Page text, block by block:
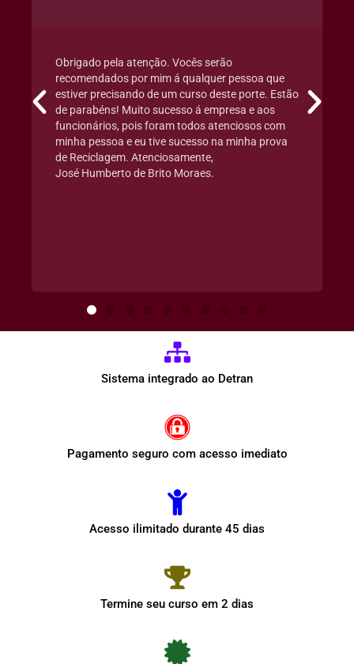
Obrigado pela atenção. Vocês serão
recomendados por mim á qualquer pessoa que
estiver precisando de um curso deste porte. Estão
de parabéns! Muito sucesso á empresa e aos
funcionários, pois foram todos atenciosos com
minha pessoa e eu tive sucesso na minha prova
de Reciclagem. Atenciosamente,
José Humberto de Brito Moraes.
Sistema integrado ao Detran
Pagamento seguro com acesso imediato
Acesso ilimitado durante 45 dias
Termine seu curso em 2 dias